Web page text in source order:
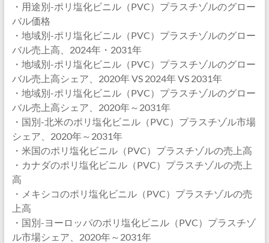
・用途別-ポリ塩化ビニル（PVC）プラスチゾルのグロー
バル価格
・地域別-ポリ塩化ビニル（PVC）プラスチゾルのグロー
バル売上高、2024年・2031年
・地域別-ポリ塩化ビニル（PVC）プラスチゾルのグロー
バル売上高シェア、2020年 VS 2024年 VS 2031年
・地域別-ポリ塩化ビニル（PVC）プラスチゾルのグロー
バル売上高シェア、2020年～2031年
・国別-北米のポリ塩化ビニル（PVC）プラスチゾル市場
シェア、2020年～2031年
・米国のポリ塩化ビニル（PVC）プラスチゾルの売上高
・カナダのポリ塩化ビニル（PVC）プラスチゾルの売上
高
・メキシコのポリ塩化ビニル（PVC）プラスチゾルの売
上高
・国別-ヨーロッパのポリ塩化ビニル（PVC）プラスチゾ
ル市場シェア、2020年～2031年